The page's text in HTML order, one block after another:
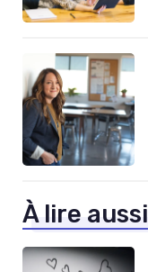
À lire aussi